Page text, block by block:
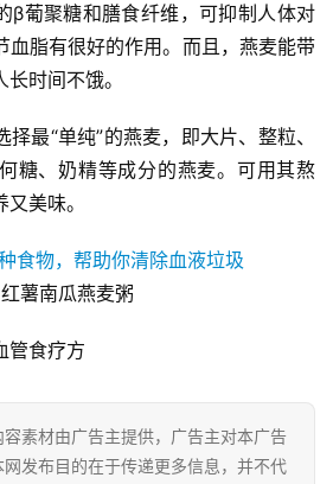
β葡聚糖和膳食纤维，可抑制人体对
血脂有很好的作用。而且，燕麦能带
时间不饿。
最“单纯”的燕麦，即大片、整粒、
糖、奶精等成分的燕麦。可用其熬
美味。
红薯南瓜燕麦粥
管食疗方
素材由广告主提供，广告主对本广告
发布目的在于传递更多信息，并不代